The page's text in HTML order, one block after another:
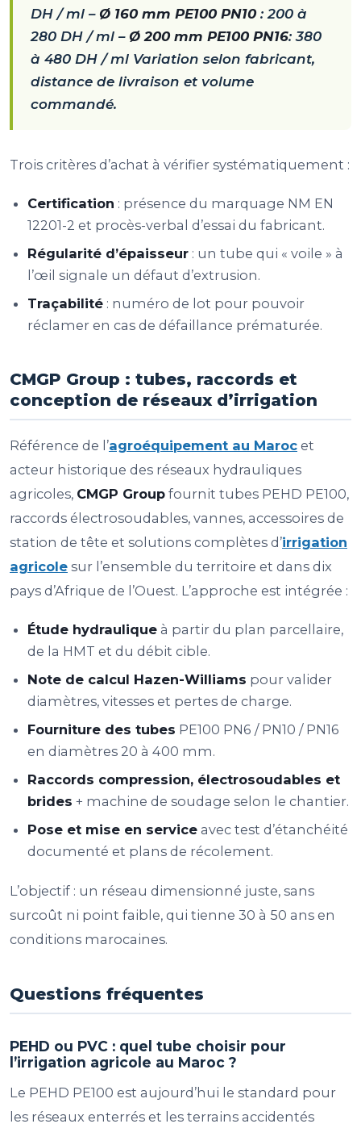
DH / ml – Ø 160 mm PE100 PN10: 200 à
280 DH / ml – Ø 200 mm PE100 PN16: 380
à 480 DH / ml Variation selon fabricant,
distance de livraison et volume
commandé.
Trois critères d’achat à vérifier systématiquement :
Certification : présence du marquage NM EN
12201-2 et procès-verbal d’essai du fabricant.
Régularité d’épaisseur : un tube qui « voile » à
l’œil signale un défaut d’extrusion.
Traçabilité : numéro de lot pour pouvoir
réclamer en cas de défaillance prématurée.
CMGP Group : tubes, raccords et
conception de réseaux d’irrigation
Référence de l’agroéquipement au Maroc et
acteur historique des réseaux hydrauliques
agricoles, CMGP Group fournit tubes PEHD PE100,
raccords électrosoudables, vannes, accessoires de
station de tête et solutions complètes d’irrigation
agricole sur l’ensemble du territoire et dans dix
pays d’Afrique de l’Ouest. L’approche est intégrée :
Étude hydraulique à partir du plan parcellaire,
de la HMT et du débit cible.
Note de calcul Hazen-Williams pour valider
diamètres, vitesses et pertes de charge.
Fourniture des tubes PE100 PN6 / PN10 / PN16
en diamètres 20 à 400 mm.
Raccords compression, électrosoudables et
brides + machine de soudage selon le chantier.
Pose et mise en service avec test d’étanchéité
documenté et plans de récolement.
L’objectif : un réseau dimensionné juste, sans
surcoût ni point faible, qui tienne 30 à 50 ans en
conditions marocaines.
Questions fréquentes
PEHD ou PVC : quel tube choisir pour
l’irrigation agricole au Maroc ?
Le PEHD PE100 est aujourd’hui le standard pour
les réseaux enterrés et les terrains accidentés